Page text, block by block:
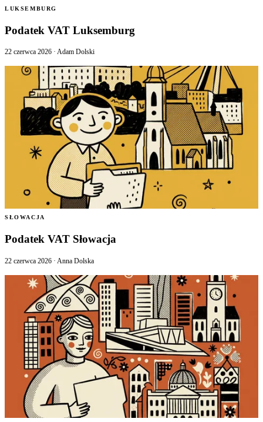
LUKSEMBURG
Podatek VAT Luksemburg
22 czerwca 2026 · Adam Dolski
SŁOWACJA
Podatek VAT Słowacja
22 czerwca 2026 · Anna Dolska